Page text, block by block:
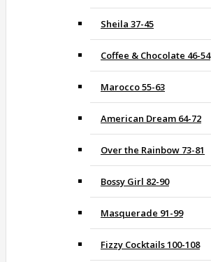
Sheila 37-45
Coffee & Chocolate 46-54
Marocco 55-63
American Dream 64-72
Over the Rainbow 73-81
Bossy Girl 82-90
Masquerade 91-99
Fizzy Cocktails 100-108